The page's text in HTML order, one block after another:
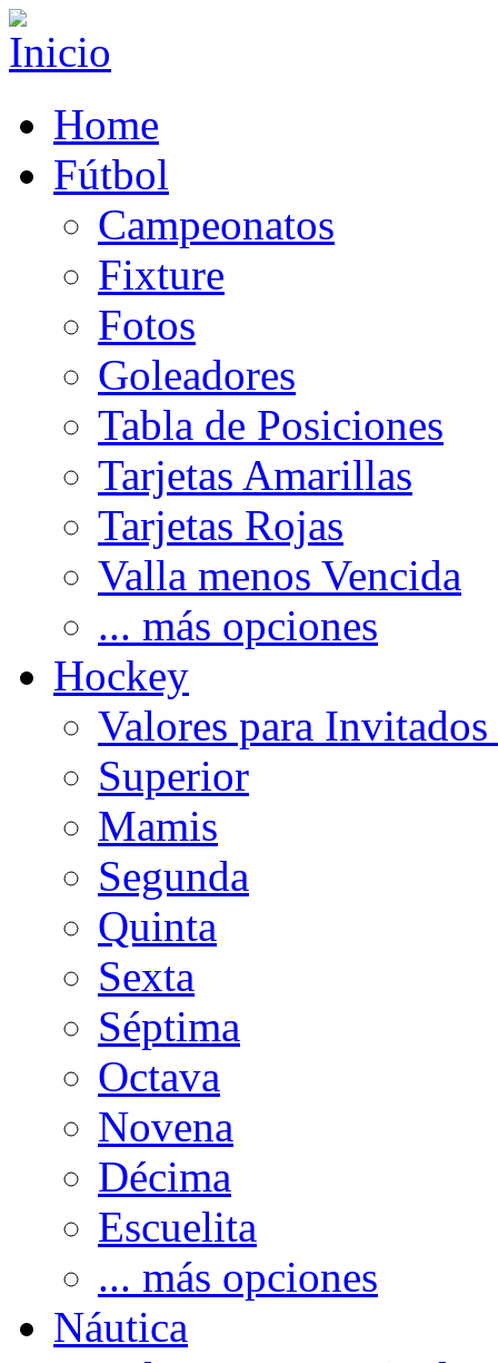
Home
Fútbol
Campeonatos
Fixture
Fotos
Goleadores
Tabla de Posiciones
Tarjetas Amarillas
Tarjetas Rojas
Valla menos Vencida
... más opciones
Hockey
Valores para Invitados
Superior
Mamis
Segunda
Quinta
Sexta
Séptima
Octava
Novena
Décima
Escuelita
... más opciones
Náutica